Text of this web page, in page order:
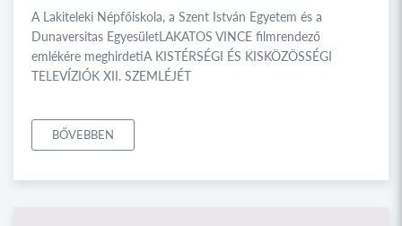
A Lakiteleki Népfőiskola, a Szent István Egyetem és a
Dunaversitas EgyesületLAKATOS VINCE filmrendező
emlékére meghirdetiA KISTÉRSÉGI ÉS KISKÖZÖSSÉGI
TELEVÍZIÓK XII. SZEMLÉJÉT
BŐVEBBEN